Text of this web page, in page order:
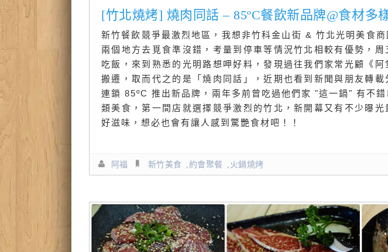
[竹北燒烤] 燒肉同話 – 85ºC餐飲新品牌@食材多
新竹餐飲競爭最激烈地區，我想非竹科金山街 & 竹北光明美食
兩個地方去覓食準沒錯，考量到停車等情況竹北相較有優勢，周
吃飯，來到熟悉的光明路想呷好料，發現過往我們家常光顧《
搬遷，取而代之的是「燒肉同話」，近期也看到新聞與朋友轉
連鎖 85ºC 推出新品牌，兩年多前曾吃過他們家 "這一鍋" 有不
類美食，第一間店就選擇競爭激烈的竹北，新開幕又有不少曝光
好滋味，想必也會有讓人感到驚艷食材吧！！
阿福 新竹美食 約會聚餐 火鍋燒烤